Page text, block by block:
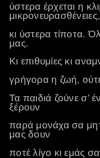
ύστερα έρχεται η
μικρονευρασθένειες,
κι ύστερα τίποτα.
μας.
Κι επιθυμίες κι
γρήγορα η ζωή,
Τα παιδιά ζούνε σ’
ξέρουν
παρά μονάχα σα
μας δουν
ποτέ λίγο κι εμάς